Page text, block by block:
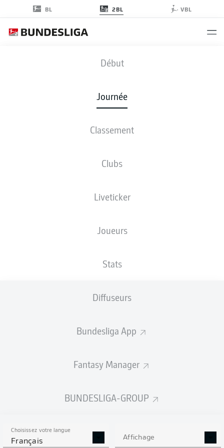
BL 2BL VBL
Début
Journée
Classement
Clubs
Liveticker
Joueurs
Stats
Diffuseurs
Bundesliga App
Fantasy Manager
BUNDESLIGA-GROUP
Choisissez votre langue
Français Affichage
KSC - SGF
COMPOSITIONS STATISTIQUES
0